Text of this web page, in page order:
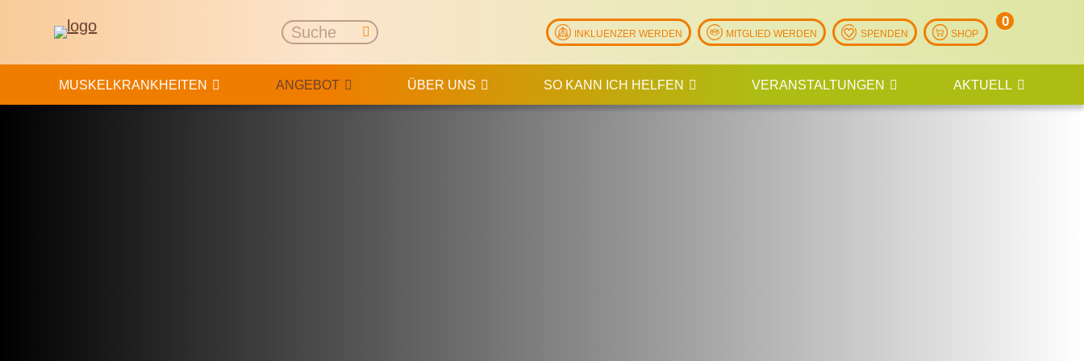
INKLUENZER WERDEN MITGLIED WERDEN SPENDEN SHOP
0
Artikel
MUSKELKRANKHEITEN ANGEBOT ÜBER UNS SO KANN ICH HELFEN VERANSTALTUNGEN AKTUELL